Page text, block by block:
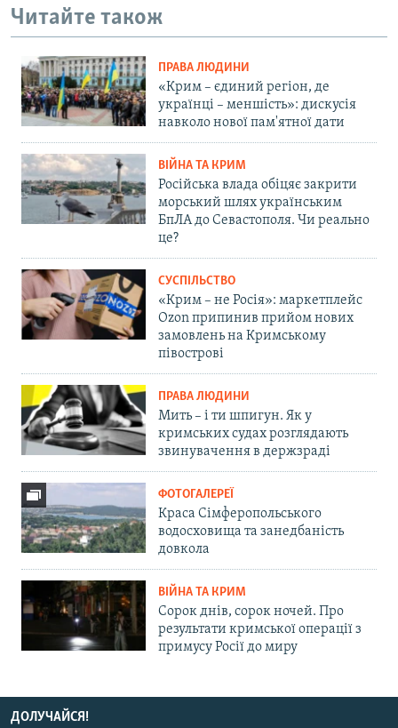
Читайте також
ПРАВА ЛЮДИНИ
«Крим – єдиний регіон, де
українці – меншість»: дискусія
навколо нової пам'ятної дати
ВІЙНА ТА КРИМ
Російська влада обіцяє закрити
морський шлях українським
БпЛА до Севастополя. Чи реально
це?
СУСПІЛЬСТВО
«Крим – не Росія»: маркетплейс
Ozon припинив прийом нових
замовлень на Кримському
півострові
ПРАВА ЛЮДИНИ
Мить – і ти шпигун. Як у
кримських судах розглядають
звинувачення в держзраді
ФОТОГАЛЕРЕЇ
Краса Сімферопольського
водосховища та занедбаність
довкола
ВІЙНА ТА КРИМ
Сорок днів, сорок ночей. Про
результати кримської операції з
примусу Росії до миру
ДОЛУЧАЙСЯ!